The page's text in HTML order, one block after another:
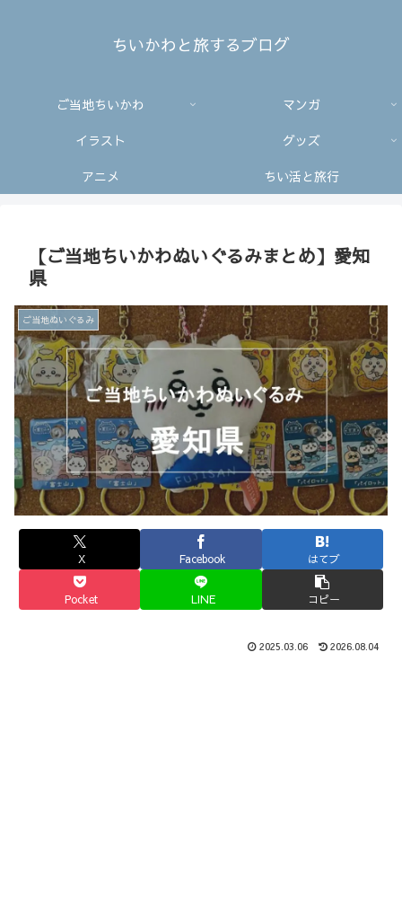
ちいかわと旅するブログ
ご当地ちいかわ
マンガ
イラスト
グッズ
アニメ
ちい活と旅行
【ご当地ちいかわぬいぐるみまとめ】愛知
県
ご当地ぬいぐるみ
X Facebook はてブ
Pocket LINE コピー
2025.03.06 2026.08.04